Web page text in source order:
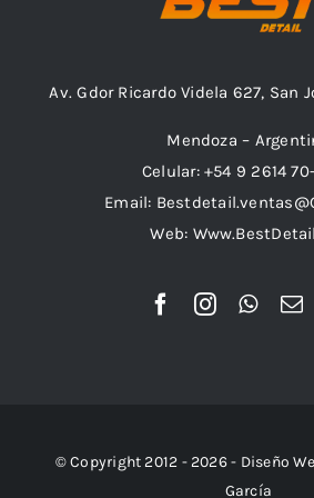
Av. Gdor Ricardo Videla 627, San
Mendoza –
Celular: +54 9 2614
Email:
Web:
© Copyright 2012 - 2026 - Diseño
García